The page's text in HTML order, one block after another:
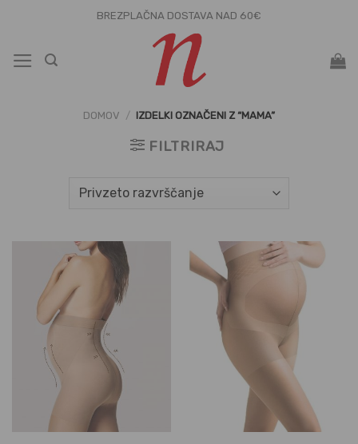
vsebino
BREZPLAČNA DOSTAVA NAD 60€
DOMOV / IZDELKI OZNAČENI Z “MAMA”
FILTRIRAJ